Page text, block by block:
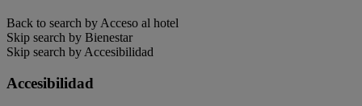
Back to search by Acceso al hotel
Skip search by Bienestar
Skip search by Accesibilidad
Accesibilidad